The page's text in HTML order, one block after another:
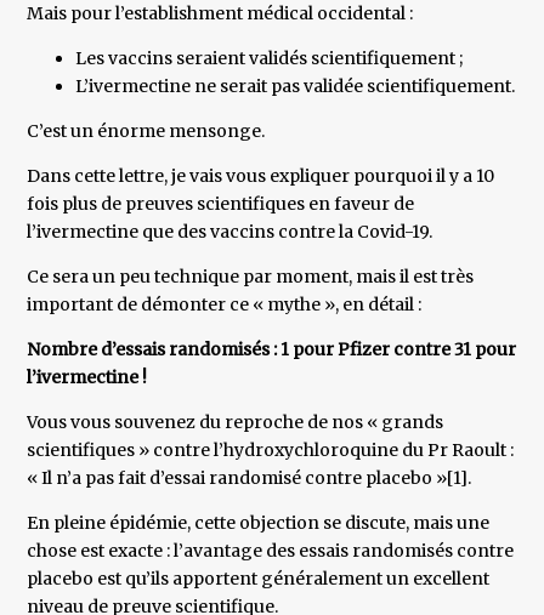
Mais pour l’establishment médical occidental :
Les vaccins seraient validés scientifiquement ;
L’ivermectine ne serait pas validée scientifiquement.
C’est un énorme mensonge.
Dans cette lettre, je vais vous expliquer pourquoi il y a 10
fois plus de preuves scientifiques en faveur de
l’ivermectine que des vaccins contre la Covid-19.
Ce sera un peu technique par moment, mais il est très
important de démonter ce « mythe », en détail :
Nombre d’essais randomisés : 1 pour Pfizer contre 31 pour
l’ivermectine !
Vous vous souvenez du reproche de nos « grands
scientifiques » contre l’hydroxychloroquine du Pr Raoult :
« Il n’a pas fait d’essai randomisé contre placebo »[1].
En pleine épidémie, cette objection se discute, mais une
chose est exacte : l’avantage des essais randomisés contre
placebo est qu’ils apportent généralement un excellent
niveau de preuve scientifique.